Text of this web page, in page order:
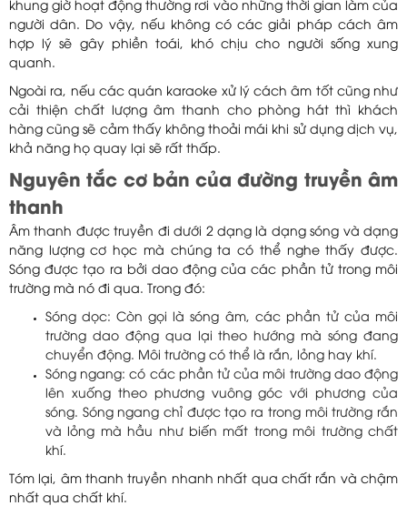
khung giờ hoạt động thường rơi vào những thời gian làm của
người dân. Do vậy, nếu không có các giải pháp cách âm
hợp lý sẽ gây phiền toái, khó chịu cho người sống xung
quanh.
Ngoài ra, nếu các quán karaoke xử lý cách âm tốt cũng như
cải thiện chất lượng âm thanh cho phòng hát thì khách
hàng cũng sẽ cảm thấy không thoải mái khi sử dụng dịch vụ,
khả năng họ quay lại sẽ rất thấp.
Nguyên tắc cơ bản của đường truyền âm
thanh
Âm thanh được truyền đi dưới 2 dạng là dạng sóng và dạng
năng lượng cơ học mà chúng ta có thể nghe thấy được.
Sóng được tạo ra bởi dao động của các phần tử trong môi
trường mà nó đi qua. Trong đó:
Sóng dọc: Còn gọi là sóng âm, các phần tử của môi
trường dao động qua lại theo hướng mà sóng đang
chuyển động. Môi trường có thể là rắn, lỏng hay khí.
Sóng ngang: có các phần tử của môi trường dao động
lên xuống theo phương vuông góc với phương của
sóng. Sóng ngang chỉ được tạo ra trong môi trường rắn
và lỏng mà hầu như biến mất trong môi trường chất
khí.
Tóm lại, âm thanh truyền nhanh nhất qua chất rắn và chậm
nhất qua chất khí.